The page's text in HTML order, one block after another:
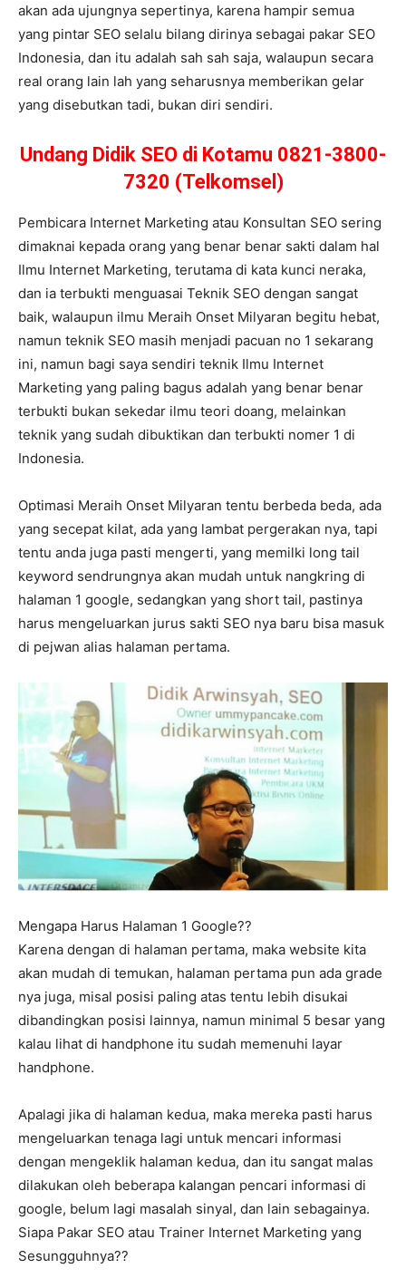
akan ada ujungnya sepertinya, karena hampir semua
yang pintar SEO selalu bilang dirinya sebagai pakar SEO
Indonesia, dan itu adalah sah sah saja, walaupun secara
real orang lain lah yang seharusnya memberikan gelar
yang disebutkan tadi, bukan diri sendiri.
Undang Didik SEO di Kotamu 0821-3800-
7320 (Telkomsel)
Pembicara Internet Marketing atau Konsultan SEO sering
dimaknai kepada orang yang benar benar sakti dalam hal
Ilmu Internet Marketing, terutama di kata kunci neraka,
dan ia terbukti menguasai Teknik SEO dengan sangat
baik, walaupun ilmu Meraih Onset Milyaran begitu hebat,
namun teknik SEO masih menjadi pacuan no 1 sekarang
ini, namun bagi saya sendiri teknik Ilmu Internet
Marketing yang paling bagus adalah yang benar benar
terbukti bukan sekedar ilmu teori doang, melainkan
teknik yang sudah dibuktikan dan terbukti nomer 1 di
Indonesia.
Optimasi Meraih Onset Milyaran tentu berbeda beda, ada
yang secepat kilat, ada yang lambat pergerakan nya, tapi
tentu anda juga pasti mengerti, yang memilki long tail
keyword sendrungnya akan mudah untuk nangkring di
halaman 1 google, sedangkan yang short tail, pastinya
harus mengeluarkan jurus sakti SEO nya baru bisa masuk
di pejwan alias halaman pertama.
Mengapa Harus Halaman 1 Google??
Karena dengan di halaman pertama, maka website kita
akan mudah di temukan, halaman pertama pun ada grade
nya juga, misal posisi paling atas tentu lebih disukai
dibandingkan posisi lainnya, namun minimal 5 besar yang
kalau lihat di handphone itu sudah memenuhi layar
handphone.
Apalagi jika di halaman kedua, maka mereka pasti harus
mengeluarkan tenaga lagi untuk mencari informasi
dengan mengeklik halaman kedua, dan itu sangat malas
dilakukan oleh beberapa kalangan pencari informasi di
google, belum lagi masalah sinyal, dan lain sebagainya.
Siapa Pakar SEO atau Trainer Internet Marketing yang
Sesungguhnya??